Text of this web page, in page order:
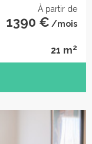
À partir de
1390 € /mois
21 m2